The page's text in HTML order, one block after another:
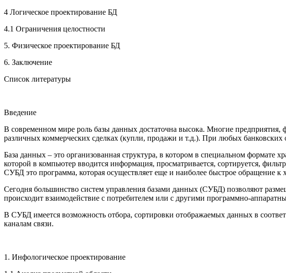
4 Логическое проектирование БД
4.1 Ограничения целостности
5. Физическое проектирование БД
6. Заключение
Список литературы
Введение
В современном мире роль базы данных достаточна высока. Многие
различных коммерческих сделках (купли, продажи и т.д.). При любых банковских
База данных – это организованная структура, в котором в специальном
которой в компьютер вводится информация, просматривается, сортируется,
СУБД это программа, которая осуществляет еще и наиболее быстрое обращение
Сегодня большинство систем управления базами данных (СУБД) позволяют
происходит взаимодействие с потребителем или с другими программно-
В СУБД имеется возможность отбора, сортировки отображаемых данных в
каналам связи.
1. Инфологическое проектирование